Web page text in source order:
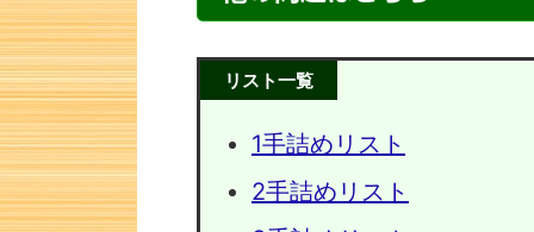
リスト一覧
1手詰めリスト
2手詰めリスト